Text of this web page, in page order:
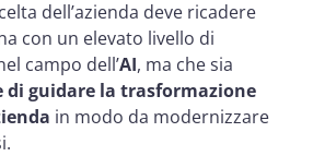
dell’azienda deve ricadere
con un elevato livello di
campo dell’AI, ma che sia
di guidare la trasformazione
in modo da modernizzare